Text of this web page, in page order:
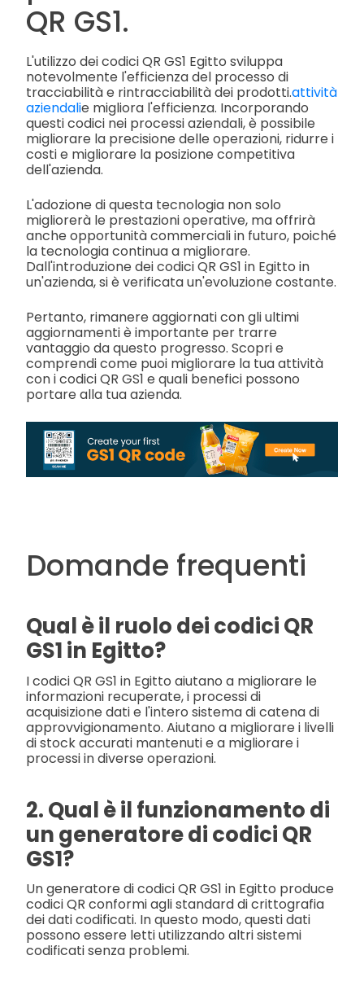
QR GS1.
L'utilizzo dei codici QR GS1 Egitto sviluppa
notevolmente l'efficienza del processo di
tracciabilità e rintracciabilità dei prodotti.attività
aziendalie migliora l'efficienza. Incorporando
questi codici nei processi aziendali, è possibile
migliorare la precisione delle operazioni, ridurre i
costi e migliorare la posizione competitiva
dell'azienda.
L'adozione di questa tecnologia non solo
migliorerà le prestazioni operative, ma offrirà
anche opportunità commerciali in futuro, poiché
la tecnologia continua a migliorare.
Dall'introduzione dei codici QR GS1 in Egitto in
un'azienda, si è verificata un'evoluzione costante.
Pertanto, rimanere aggiornati con gli ultimi
aggiornamenti è importante per trarre
vantaggio da questo progresso. Scopri e
comprendi come puoi migliorare la tua attività
con i codici QR GS1 e quali benefici possono
portare alla tua azienda.
Domande frequenti
Qual è il ruolo dei codici QR
GS1 in Egitto?
I codici QR GS1 in Egitto aiutano a migliorare le
informazioni recuperate, i processi di
acquisizione dati e l'intero sistema di catena di
approvvigionamento. Aiutano a migliorare i livelli
di stock accurati mantenuti e a migliorare i
processi in diverse operazioni.
2. Qual è il funzionamento di
un generatore di codici QR
GS1?
Un generatore di codici QR GS1 in Egitto produce
codici QR conformi agli standard di crittografia
dei dati codificati. In questo modo, questi dati
possono essere letti utilizzando altri sistemi
codificati senza problemi.